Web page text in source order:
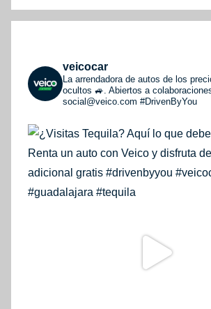
veicocar
La arrendadora de autos de los
ocultos 🚙. Abiertos a
social@veico.com #DrivenByYou